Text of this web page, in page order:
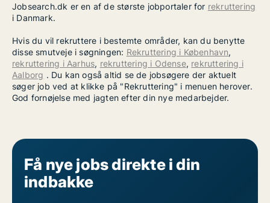
Jobsearch.dk er en af de største jobportaler for rekruttering
i Danmark.
Hvis du vil rekruttere i bestemte områder, kan du benytte
disse smutveje i søgningen: Rekruttering i København,
rekruttering i Aarhus, rekruttering i Odense, rekruttering i
Aalborg . Du kan også altid se de jobsøgere der aktuelt
søger job ved at klikke på "Rekruttering" i menuen herover.
God fornøjelse med jagten efter din nye medarbejder.
Få nye jobs direkte i din
indbakke